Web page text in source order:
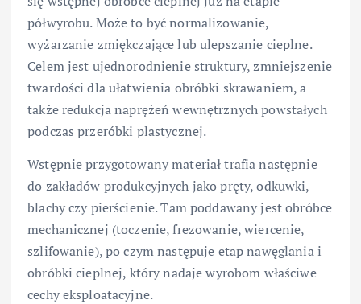
półwyrobu. Może to być normalizowanie,
wyżarzanie zmiękczające lub ulepszanie cieplne.
Celem jest ujednorodnienie struktury, zmniejszenie
twardości dla ułatwienia obróbki skrawaniem, a
także redukcja naprężeń wewnętrznych powstałych
podczas przeróbki plastycznej.
Wstępnie przygotowany materiał trafia następnie
do zakładów produkcyjnych jako pręty, odkuwki,
blachy czy pierścienie. Tam poddawany jest obróbce
mechanicznej (toczenie, frezowanie, wiercenie,
szlifowanie), po czym następuje etap nawęglania i
obróbki cieplnej, który nadaje wyrobom właściwe
cechy eksploatacyjne.